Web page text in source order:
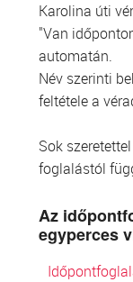
Karolina úti
"Van
automatán.
Név szerinti
feltétele a
Sok
foglalástól
Az
egyperces